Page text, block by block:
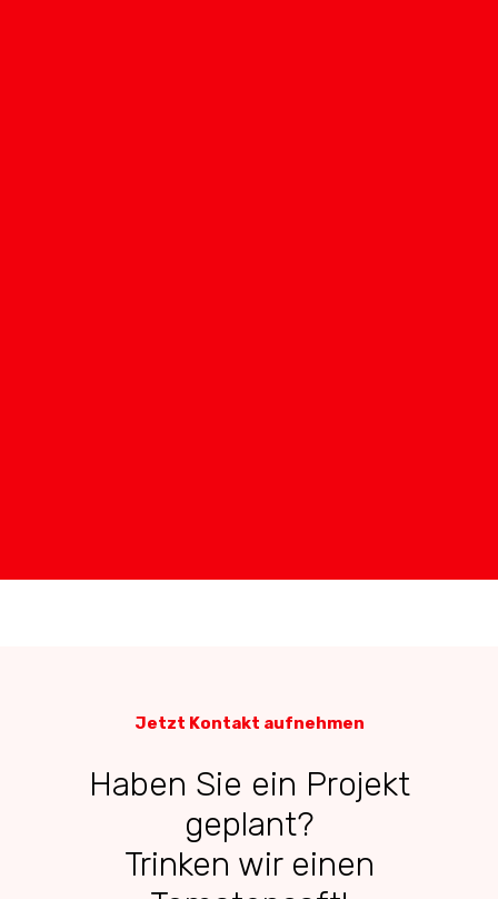
Jetzt Kontakt aufnehmen
Haben Sie ein Projekt
geplant?
Trinken wir einen